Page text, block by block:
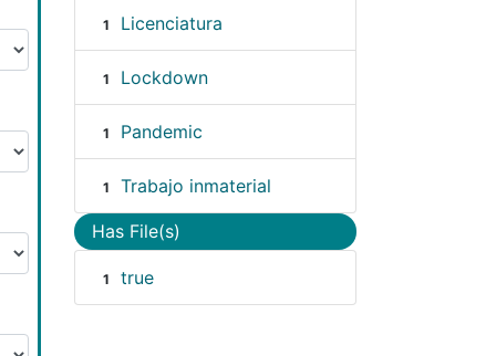
1 Licenciatura
1 Lockdown
1 Pandemic
1 Trabajo inmaterial
Has File(s)
1 true